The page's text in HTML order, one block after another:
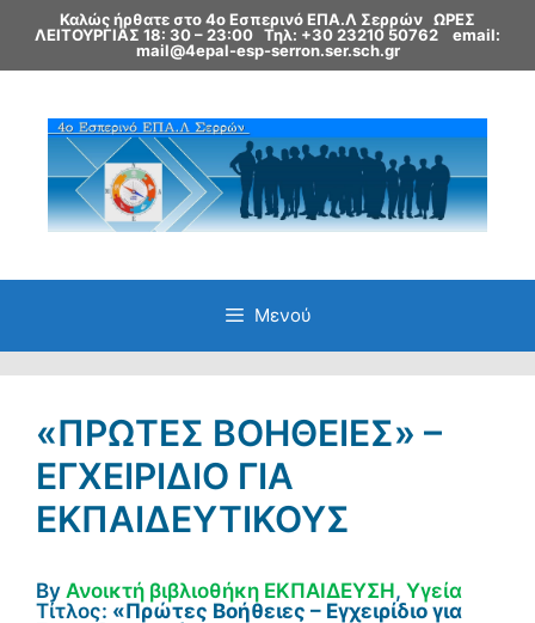
ΜετάβασηΚαλώς ήρθατε στο 4ο Εσπερινό ΕΠΑ.Λ Σερρών ΩΡΕΣ
ΛΕΙΤΟΥΡΓΙΑΣ 18: 30 – 23:00 Τηλ: +30 23210 50762
email:
mail@4epal-esp-serron.ser.sch.gr
Μενού
«ΠΡΩΤΕΣ ΒΟΗΘΕΙΕΣ» –
ΕΓΧΕΙΡΙΔΙΟ ΓΙΑ
ΕΚΠΑΙΔΕΥΤΙΚΟΥΣ
By Ανοικτή βιβλιοθήκη ΕΚΠΑΙΔΕΥΣΗ, Υγεία
Τίτλος: «Πρώτες Βοήθειες – Εγχειρίδιο για